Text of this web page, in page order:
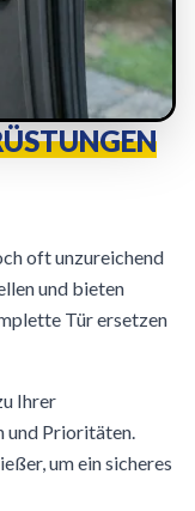
oft unzureichend
und bieten
Tür ersetzen
Ihrer
und Prioritäten.
um ein sicheres